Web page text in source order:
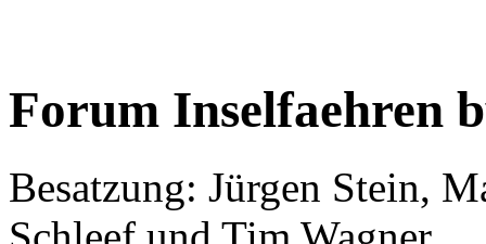
Forum Inselfaehren
Besatzung: Jürgen Stein,